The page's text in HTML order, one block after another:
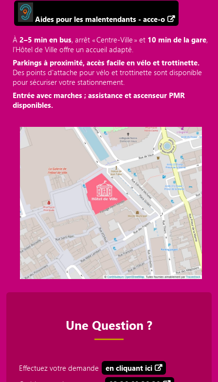
Aides pour les malentendants - acce-o
À2–5 min en bus, arrêt « Centre‑Ville » et 10 min de la gare,
l’Hôtel de Ville offre un accueil adapté.
Parkings à proximité, accès facile en vélo et trottinette.
Des points d'attache pour vélo et trottinette sont disponible
pour sécuriser votre stationnement.
Entrée avec marches ; assistance et ascenseur PMR
disponibles.
Une Question ?
Effectuez votre demande
en cliquant ici